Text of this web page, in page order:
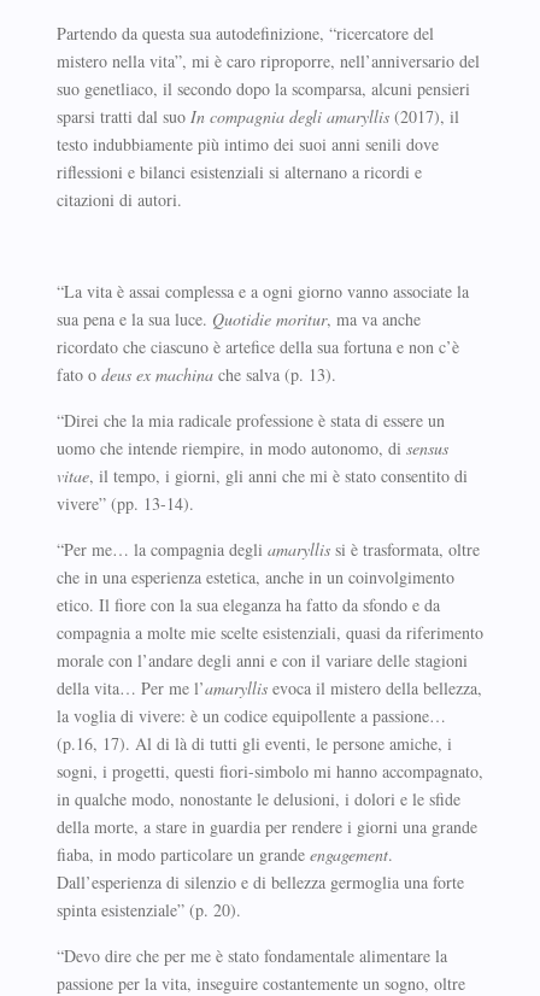
Partendo da questa sua autodefinizione, “ricercatore del
mistero nella vita”, mi è caro riproporre, nell’anniversario del
suo genetliaco, il secondo dopo la scomparsa, alcuni pensieri
sparsi tratti dal suoIn compagnia degli amaryllis (2017), il
testo indubbiamente più intimo dei suoi anni senili dove
riflessioni e bilanci esistenziali si alternano a ricordi e
citazioni di autori.
“La vita è assai complessa e a ogni giorno vanno associate la
sua pena e la sua luce. Quotidie moritur, ma va anche
ricordato che ciascuno è artefice della sua fortuna e non c’è
fato o deus ex machinache salva (p. 13).
“Direi che la mia radicale professione è stata di essere un
uomo che intende riempire, in modo autonomo, di sensus
vitae, il tempo, i giorni, gli anni che mi è stato consentito di
vivere” (pp. 13-14).
“Per me… la compagnia degli amaryllissi è trasformata, oltre
che in una esperienza estetica, anche in un coinvolgimento
etico. Il fiore con la sua eleganza ha fatto da sfondo e da
compagnia a molte mie scelte esistenziali, quasi da riferimento
morale con l’andare degli anni e con il variare delle stagioni
della vita… Per me l’amaryllisevoca il mistero della bellezza,
la voglia di vivere: è un codice equipollente a passione…
(p.16, 17). Al di là di tutti gli eventi, le persone amiche, i
sogni, i progetti, questi fiori-simbolo mi hanno accompagnato,
in qualche modo, nonostante le delusioni, i dolori e le sfide
della morte, a stare in guardia per rendere i giorni una grande
fiaba, in modo particolare un grande engagement.
Dall’esperienza di silenzio e di bellezza germoglia una forte
spinta esistenziale” (p. 20).
“Devo dire che per me è stato fondamentale alimentare la
passione per la vita, inseguire costantemente un sogno, oltre